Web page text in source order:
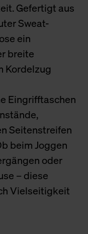
Gefertigt aus
Sweat-
ein
breite
Kordelzug
Eingrifftaschen
Seitenstreifen
beim Joggen
oder
– diese
Vielseitigkeit